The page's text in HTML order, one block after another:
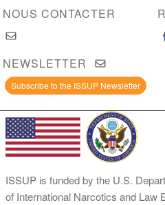
NOUS CONTACTER
NEWSLETTER
Subscribe to the ISSUP Newsletter
ISSUP is funded by the U.S.
of International Narcotics and Law